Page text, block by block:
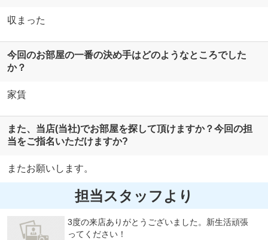
収まった
今回のお部屋の一番の決め手はどのようなところでした
か？
家賃
また、当店(当社)でお部屋を探して頂けますか？今回の担
当をご指名いただけますか?
またお願いします。
担当スタッフより
3度の来店ありがとうございました。新生活頑張
ってください！